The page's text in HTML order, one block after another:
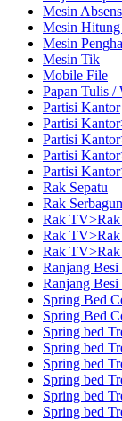
Mesin
Mesin
Mesin
Mesin Tik
Mobile File
Papan Tulis /
Partisi Kantor
Partisi
Partisi
Partisi
Partisi
Rak Sepatu
Rak
Rak
Rak
Rak
Ranjang
Ranjang
Spring Bed
Spring Bed
Spring bed
Spring bed
Spring bed
Spring bed
Spring bed
Spring bed